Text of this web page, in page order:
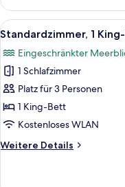
Doppelzimmer,
2 Doppelbetten
Alle
Fotos
für
Standardzimmer,
1 King-
Bett,
eingeschränkter
anzeigen
5
Standardzimmer, 1
Eingeschränkter
1 Schlafzimmer
Platz für 3 Personen
1 King-Bett
Kostenloses WLAN
Weitere Details
Weitere